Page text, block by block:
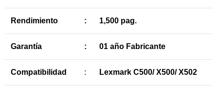
Rendimiento : 1,500 pag.
Garantía : 01 año Fabricante
Compatibilidad : Lexmark C500/ X500/ X502